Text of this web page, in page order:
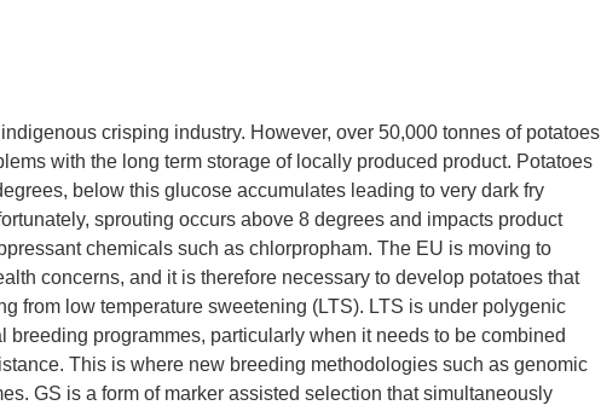
crisping industry. However, over 50,000 tonnes of potatoes
with the long term storage of locally produced product. Potatoes
below this glucose accumulates leading to very dark fry
sprouting occurs above 8 degrees and impacts product
chemicals such as chlorpropham. The EU is moving to
concerns, and it is therefore necessary to develop potatoes that
from low temperature sweetening (LTS). LTS is under polygenic
programmes, particularly when it needs to be combined
This is where new breeding methodologies such as genomic
GS is a form of marker assisted selection that simultaneously